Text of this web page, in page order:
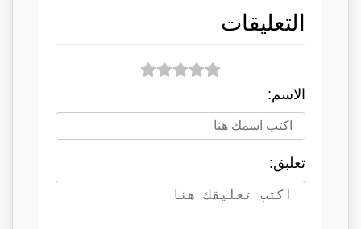
التعليقات
الاسم:
تعلبق: